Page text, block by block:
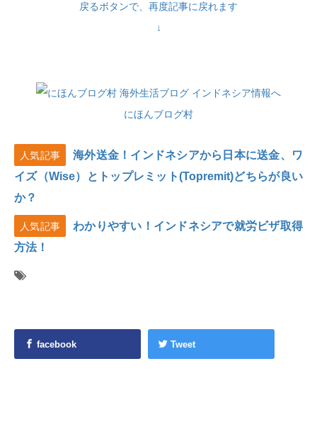
戻るボタンで、再度記事に戻れます
↓
にほんブログ村
人気記事
海外送金！インドネシアから日本に送金、ワ
イズ（Wise）とトップレミット(Topremit)どちらが良い
か？
人気記事
わかりやすい！インドネシアで就労ビザ取得
方法！
facebook Tweet